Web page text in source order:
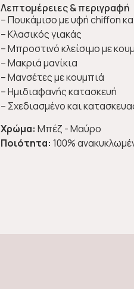
Λεπτομέρειες & περιγραφή
– Πουκάμισο με υφή chiffon
– Κλασικός γιακάς
– Μπροστινό κλείσιμο με
– Μακριά μανίκια
– Μανσέτες με κουμπιά
– Ημιδιαφανής κατασκευή
– Σχεδιασμένο και
Χρώμα: Μπέζ - Μαύρο
Ποιότητα: 100%